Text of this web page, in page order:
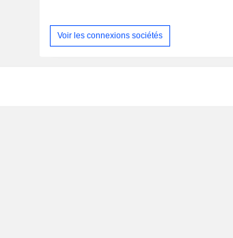
Voir les connexions sociétés